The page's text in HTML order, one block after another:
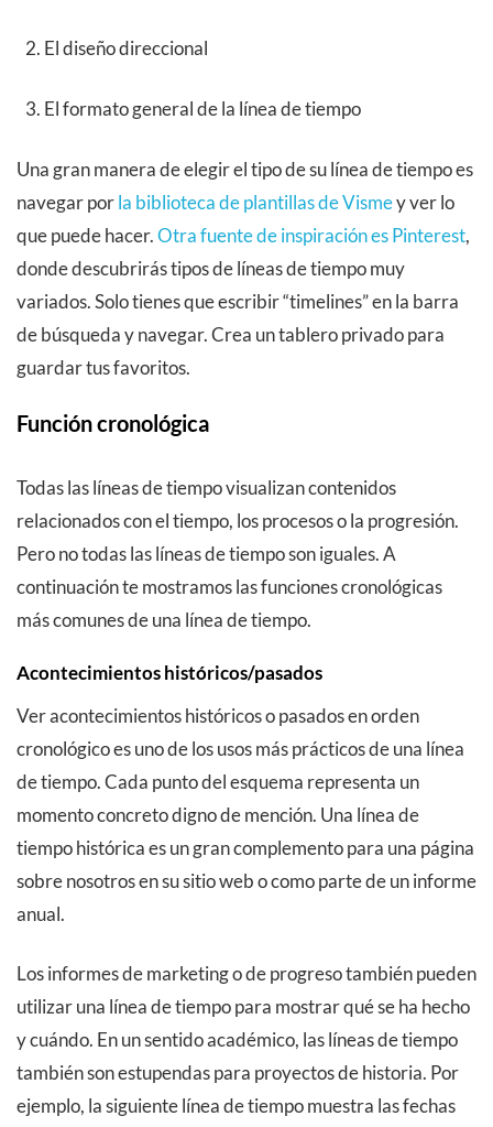
El diseño direccional
El formato general de la línea de tiempo
Una gran manera de elegir el tipo de su línea de tiempo es
navegar porla biblioteca de plantillas de Vismey ver lo
que puede hacer.Otra fuente de inspiración es Pinterest,
donde descubrirás tipos de líneas de tiempo muy
variados. Solo tienes que escribir “timelines” en la barra
de búsqueda y navegar. Crea un tablero privado para
guardar tus favoritos.
Función cronológica
Todas las líneas de tiempo visualizan contenidos
relacionados con el tiempo, los procesos o la progresión.
Pero no todas las líneas de tiempo son iguales. A
continuación te mostramos las funciones cronológicas
más comunes de una línea de tiempo.
Acontecimientos históricos/pasados
Ver acontecimientos históricos o pasados en orden
cronológico es uno de los usos más prácticos de una línea
de tiempo. Cada punto del esquema representa un
momento concreto digno de mención. Una línea de
tiempo histórica es un gran complemento para una página
sobre nosotros en su sitio web o como parte de un informe
anual.
Los informes de marketing o de progreso también pueden
utilizar una línea de tiempo para mostrar qué se ha hecho
y cuándo. En un sentido académico, las líneas de tiempo
también son estupendas para proyectos de historia. Por
ejemplo, la siguiente línea de tiempo muestra las fechas